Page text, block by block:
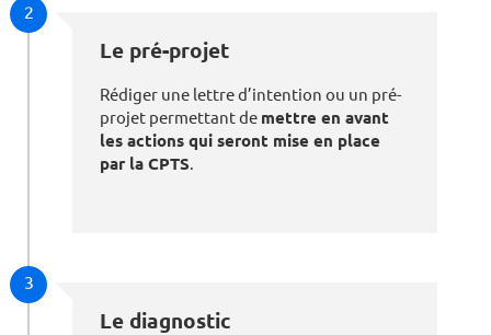
2
Le pré-projet
Rédiger une lettre d’intention ou un pré-
projet permettant de mettre en avant
les actions qui seront mise en place
par la CPTS.
3
Le diagnostic